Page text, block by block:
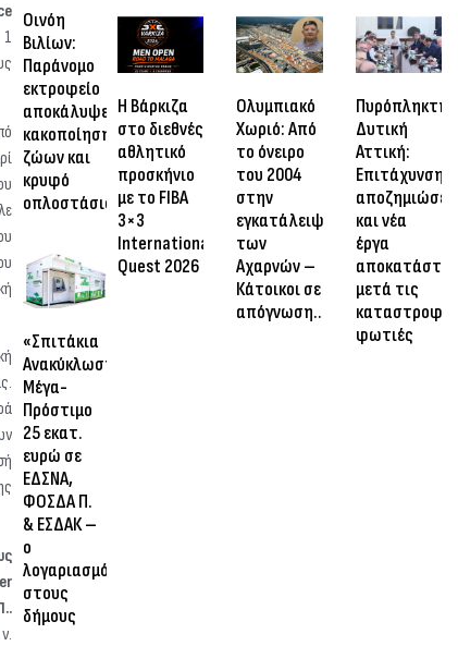
Οινόη
Βιλίων:
Παράνομο
εκτροφείο
αποκάλυψε
κακοποίηση
ζώων και
κρυφό
οπλοστάσιο
«Σπιτάκια
Ανακύκλωσης»:
Μέγα-
Πρόστιμο
25 εκατ.
ευρώ σε
ΕΔΣΝΑ,
ΦΟΣΔΑ Π.
& ΕΣΔΑΚ –
ο
λογαριασμός
στους
δήμους
Η Βάρκιζα
στο διεθνές
αθλητικό
προσκήνιο
με το FIBA
3×3
International
Quest 2026
Ολυμπιακό
Χωριό: Από
το όνειρο
του 2004
στην
εγκατάλειψη
των
Αχαρνών –
Κάτοικοι σε
απόγνωση…
Πυρόπληκτη
Δυτική
Αττική:
Επιτάχυνση
αποζημιώσεων
και νέα
έργα
μετά τις
φωτιές